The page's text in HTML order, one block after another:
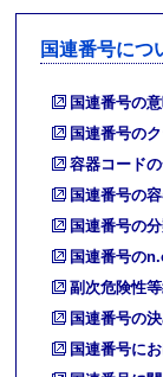
国連番号につ
国連番号の
国連番号の
容器コード
国連番号の
国連番号の
国連番号の
副次危険性
国連番号の
国連番号に